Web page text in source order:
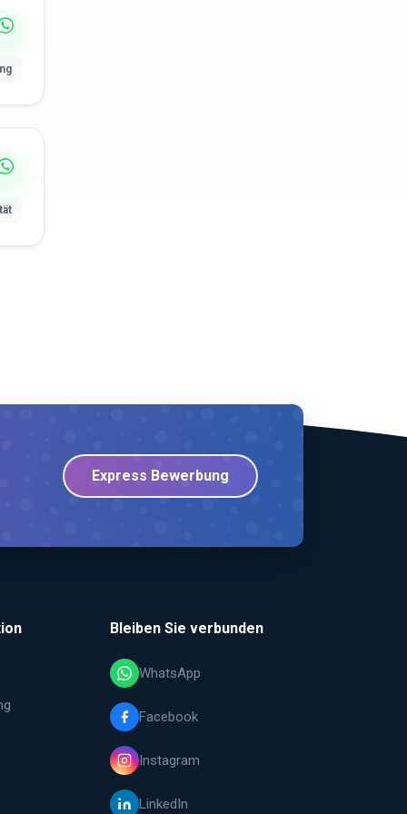
Express Bewerbung
Bleiben Sie verbunden
WhatsApp
Facebook
Instagram
LinkedIn